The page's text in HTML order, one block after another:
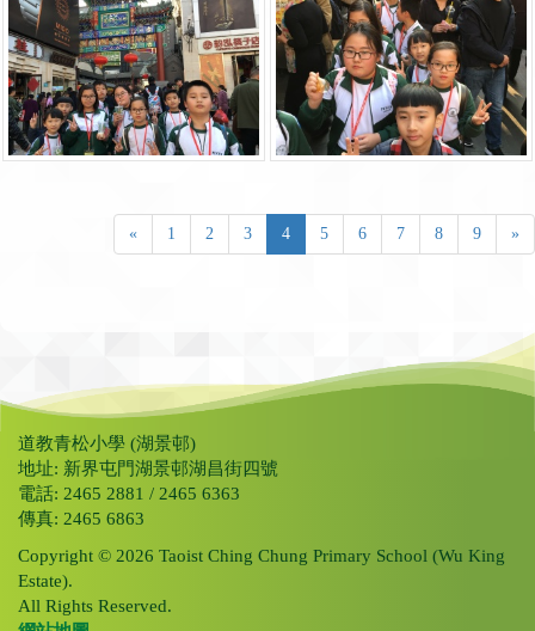
« 1 2 3 4 5 6 7 8 9 »
道教青松小學 (湖景邨)
地址: 新界屯門湖景邨湖昌街四號
電話: 2465 2881 / 2465 6363
傳真: 2465 6863
Copyright © 2026 Taoist Ching Chung Primary School (Wu King
Estate).
All Rights Reserved.